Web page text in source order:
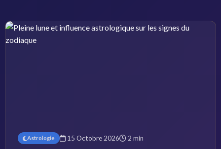
Astrologie 15 Octobre 2026 2 min